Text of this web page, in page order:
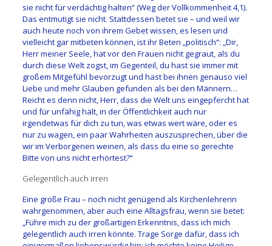
sie nicht für verdächtig halten“ (Weg der Vollkommenheit 4,1).
Das entmutigt sie nicht. Stattdessen betet sie – und weil wir
auch heute noch von ihrem Gebet wissen, es lesen und
vielleicht gar mitbeten können, ist ihr Beten „politisch“: „Dir,
Herr meiner Seele, hat vor den Frauen nicht gegraut, als du
durch diese Welt zogst, im Gegenteil, du hast sie immer mit
großem Mitgefühl bevorzugt und hast bei ihnen genauso viel
Liebe und mehr Glauben gefunden als bei den Männern…
Reicht es denn nicht, Herr, dass die Welt uns eingepfercht hat
und für unfähig hält, in der Öffentlichkeit auch nur
irgendetwas für dich zu tun, was etwas wert wäre, oder es
nur zu wagen, ein paar Wahrheiten auszusprechen, über die
wir im Verborgenen weinen, als dass du eine so gerechte
Bitte von uns nicht erhörtest?“
Gelegentlich auch irren
Eine große Frau – noch nicht genügend als Kirchenlehrerin
wahrgenommen, aber auch eine Alltagsfrau, wenn sie betet:
„Führe mich zu der großartigen Erkenntnis, dass ich mich
gelegentlich auch irren könnte. Trage Sorge dafür, dass ich